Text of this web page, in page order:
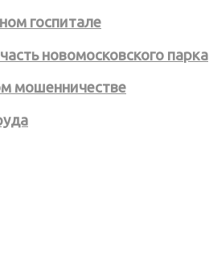
госпитале
новомосковского парка
мошенничестве